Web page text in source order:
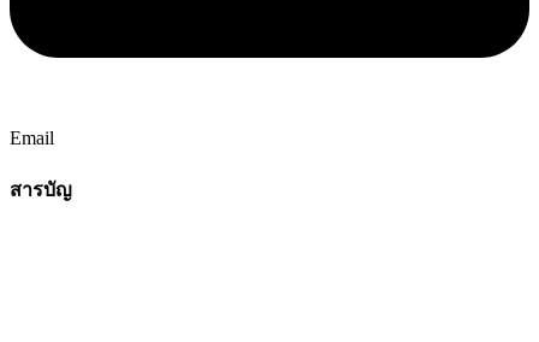
Email
สารบัญ